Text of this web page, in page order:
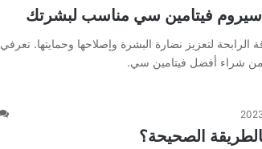
سيروم فيتامين سي مناسب لبشرتك
لتعزيز نضارة البشرة وإصلاحها وحمايتها. تعرفي
من شراء أفضل فيتامين سي.
الصحيحة؟